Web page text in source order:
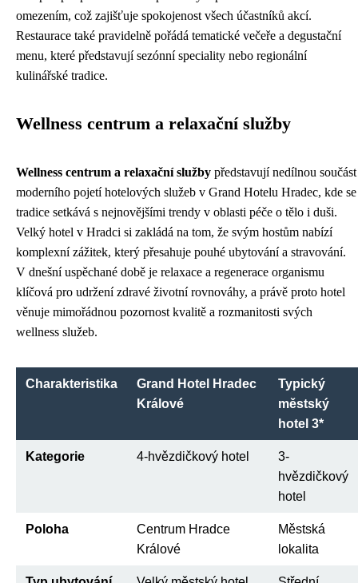
omezením, což zajišťuje spokojenost všech účastníků akcí.
Restaurace také pravidelně pořádá tematické večeře a degustační
menu, které představují sezónní speciality nebo regionální
kulinářské tradice.
Wellness centrum a relaxační služby
Wellness centrum a relaxační služby představují nedílnou součást
moderního pojetí hotelových služeb v Grand Hotelu Hradec, kde se
tradice setkává s nejnovějšími trendy v oblasti péče o tělo i duši.
Velký hotel v Hradci si zakládá na tom, že svým hostům nabízí
komplexní zážitek, který přesahuje pouhé ubytování a stravování.
V dnešní uspěchané době je relaxace a regenerace organismu
klíčová pro udržení zdravé životní rovnováhy, a právě proto hotel
věnuje mimořádnou pozornost kvalitě a rozmanitosti svých
wellness služeb.
Charakteristika
Grand Hotel Hradec
Králové
Typický
městský
hotel 3*
Kategorie 4-hvězdičkový hotel
3-
hvězdičkový
hotel
Poloha
Centrum Hradce
Králové
Městská
lokalita